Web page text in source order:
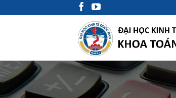
to